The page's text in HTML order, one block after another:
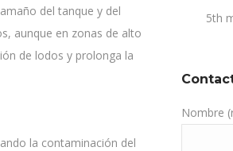
del tanque y del
aunque en zonas de alto
de lodos y prolonga la
la contaminación del
5th
Nombre